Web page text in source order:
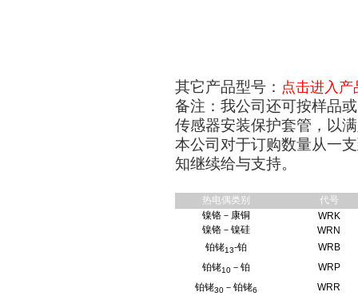
其它产品型号： 点击进入产
备注：我公司还可按样品
传感器安装保护套管，以
本公司对于订购数量从一
知继续给与支持。
热电偶类别
代号
镍铬－康铜
WRK
镍铬－镍硅
WRN
铂铑13-铂
WRB
铂铑10 －铂
WRP
铂铑30 －铂铑6 WRR